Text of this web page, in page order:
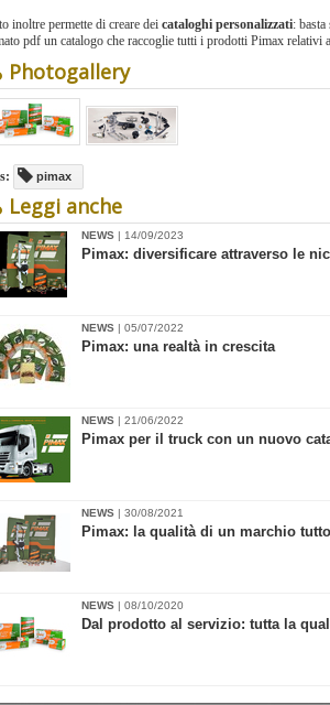
inoltre permette di creare dei cataloghi personalizzati:
pdf un catalogo che raccoglie tutti i prodotti Pimax relativi
Photogallery
pimax
Leggi anche
NEWS | 14/09/2023
​Pimax: diversificare attraverso le
NEWS | 05/07/2022
​Pimax: una realtà in crescita
NEWS | 21/06/2022
Pimax per il truck con un nuovo
NEWS | 30/08/2021
Pimax: la qualità di un marchio
NEWS | 08/10/2020
Dal prodotto al servizio: tutta la